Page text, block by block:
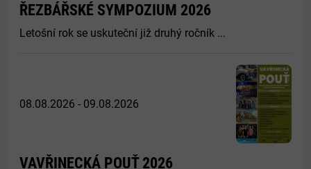
ŘEZBÁŘSKÉ SYMPOZIUM 2026
Letošní rok se uskuteční již druhý ročník ...
08.08.2026 - 09.08.2026
VAVŘINECKÁ POUŤ 2026